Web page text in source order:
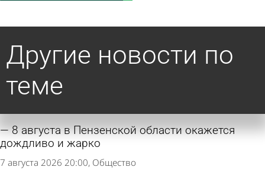
Другие новости по
теме
8 августа в Пензенской области окажется
дождливо и жарко
7 августа 2026 20:00 Общество